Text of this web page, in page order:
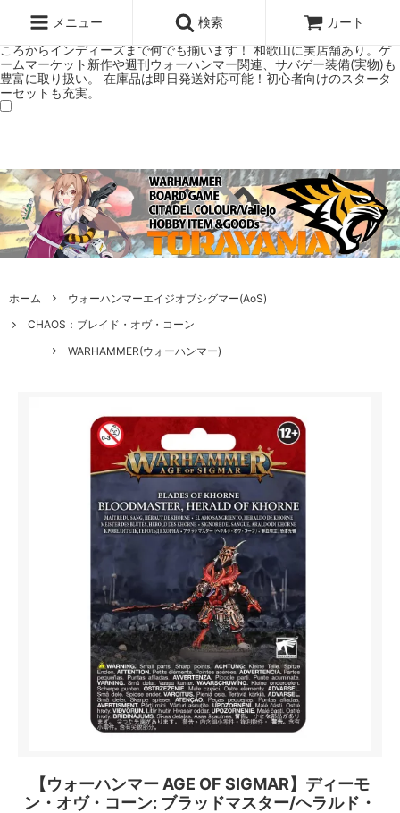
ミアムショップTORAYAMA。通販・オンラインショップです！ ウォー
ハンマーとボードゲームのことなら当店へ！ボードゲームもメジャーど
ころからインディーズまで何でも揃います！ 和歌山に実店舗あり。ゲ
ームマーケット新作や週刊ウォーハンマー関連、サバゲー装備(実物)も
豊富に取り扱い。 在庫品は即日発送対応可能！初心者向けのスタータ
ーセットも充実。
メニュー 検索 カート
ホーム
ウォーハンマーエイジオブシグマー(AoS)
CHAOS：ブレイド・オヴ・コーン
WARHAMMER(ウォーハンマー)
【ウォーハンマー AGE OF SIGMAR】ディーモ
ン・オヴ・コーン: ブラッドマスター/ヘラルド・